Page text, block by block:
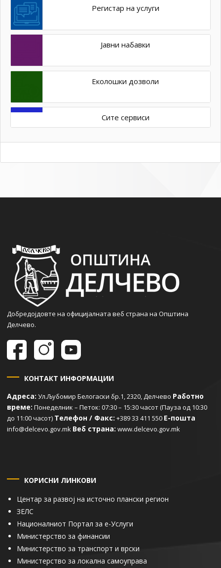
Регистар на услуги
Јавни набавки
Еколошки дозволи
Сите сервиси
Добредојдовте на официјалната веб страна на Општина
Делчево.
КОНТАКТ ИНФОРМАЦИИ
Адреса: Ул.Љубомир Белогаски бр.1, 2320, Делчево Работно
време: Понеделник – Петок: 07:30 – 15:30 часот (Пауза од 10:30
до 11:00 часот) Телефон / Факс: +389 33 411 550 Е-пошта
info@delcevo.gov.mk Веб страна: www.delcevo.gov.mk
КОРИСНИ ЛИНКОВИ
Центар за развој на источно плански регион
ЗЕЛС
Националниот Портал за е-Услуги
Министерство за финансии
Министерство за транспорт и врски
Министерство за локална самоуправа